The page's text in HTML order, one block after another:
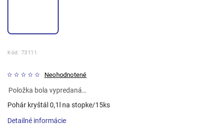
Kód: 73111
Neohodnotené
Položka bola vypredaná…
Pohár kryštál 0,1l na stopke/15ks
Detailné informácie